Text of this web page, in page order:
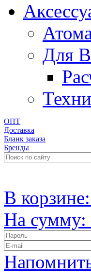
Для
ОПТ
Доставка
Бланк заказа
Бренды
В корзине:
На сумму: